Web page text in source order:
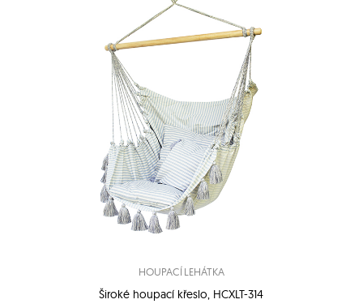
HOUPACÍ LEHÁTKA
Široké houpací křeslo, HCXLT-314